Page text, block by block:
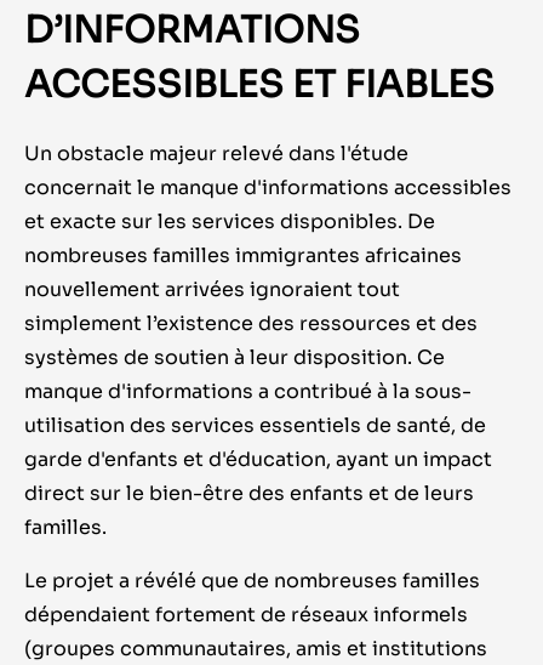
D’INFORMATIONS
ACCESSIBLES ET FIABLES
Un obstacle majeur relevé dans l'étude
concernait le manque d'informations accessibles
et exacte sur les services disponibles. De
nombreuses familles immigrantes africaines
nouvellement arrivées ignoraient tout
simplement l’existence des ressources et des
systèmes de soutien à leur disposition. Ce
manque d'informations a contribué à la sous-
utilisation des services essentiels de santé, de
garde d'enfants et d'éducation, ayant un impact
direct sur le bien-être des enfants et de leurs
familles.
Le projet a révélé que de nombreuses familles
dépendaient fortement de réseaux informels
(groupes communautaires, amis et institutions